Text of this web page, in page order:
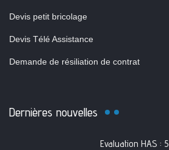
Devis petit bricolage
Devis Télé Assistance
Demande de résiliation de contrat
Dernières nouvelles